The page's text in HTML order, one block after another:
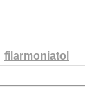
filarmoniatol